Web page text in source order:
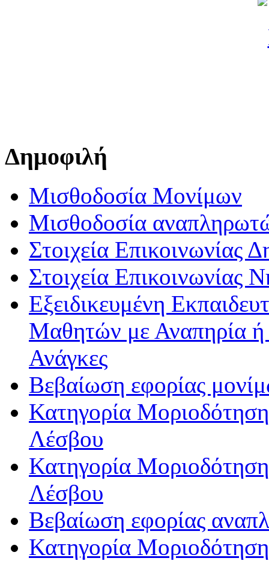
Δημοφιλή
Μισθοδοσία Μονίμων
Μισθοδοσία
Στοιχεία Επικοινωνίας
Στοιχεία Επικοινωνίας
Εξειδικευμένη
Μαθητών με Αναπηρία ή /
Ανάγκες
Βεβαίωση εφορίας
Κατηγορία
Λέσβου
Κατηγορία
Λέσβου
Βεβαίωση εφορίας
Κατηγορία